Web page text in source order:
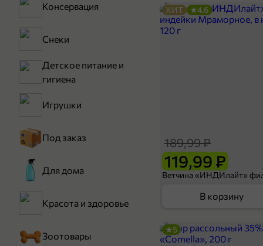
Консервация
Снеки
Детское питание и
гигиена
Игрушки
Под заказ
Для дома
Красота и здоровье
Зоотовары
119,99 ₽
189,99 ₽
ХИТ 4,6
В корзину
5